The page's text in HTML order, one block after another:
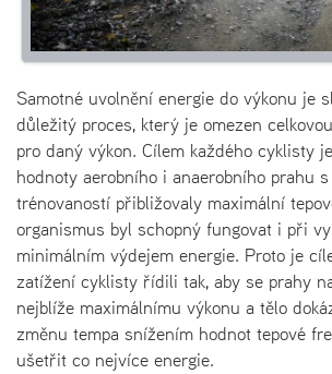
Samotné uvolnění energie do výkonu je
důležitý proces, který je omezen
pro daný výkon. Cílem každého cyklisty
hodnoty aerobního i anaerobního prahu
trénovaností přibližovaly maximální
organismus byl schopný fungovat i při
minimálním výdejem energie. Proto je
zatížení cyklisty řídili tak, aby se prahy
nejblíže maximálnímu výkonu a tělo
změnu tempa snížením hodnot tepové
ušetřit co nejvíce energie.